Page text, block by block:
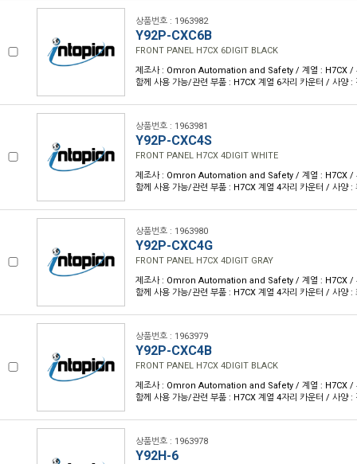
상품번호 : 1963982
Y92P-CXC6B
FRONT PANEL H7CX 6DIGIT BLACK
제조사 : Omron Automation and Safety / 계열 : H7CX /
함께 사용 가능/관련 부품 : H7CX 계열 6자리 카운터 / 사양 :
상품번호 : 1963981
Y92P-CXC4S
FRONT PANEL H7CX 4DIGIT WHITE
제조사 : Omron Automation and Safety / 계열 : H7CX /
함께 사용 가능/관련 부품 : H7CX 계열 4자리 카운터 / 사양 :
상품번호 : 1963980
Y92P-CXC4G
FRONT PANEL H7CX 4DIGIT GRAY
제조사 : Omron Automation and Safety / 계열 : H7CX /
함께 사용 가능/관련 부품 : H7CX 계열 4자리 카운터 / 사양 :
상품번호 : 1963979
Y92P-CXC4B
FRONT PANEL H7CX 4DIGIT BLACK
제조사 : Omron Automation and Safety / 계열 : H7CX /
함께 사용 가능/관련 부품 : H7CX 계열 4자리 카운터 / 사양 :
상품번호 : 1963978
Y92H-6